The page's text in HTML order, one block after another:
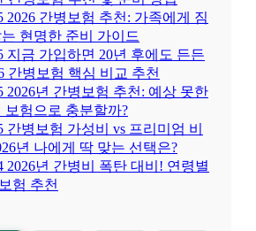
2026 간병보험 추천: 가족에게 짐
현명한 준비 가이드
지금 가입하면 20년 후에도 든든
간병보험 핵심 비교 추천
2026년 간병보험 추천: 예상 못한
보험으로 충분할까?
간병보험 가성비 vs 프리미엄 비
년 나에게 딱 맞는 선택은?
2026년 간병비 폭탄 대비! 연령별
험 추천